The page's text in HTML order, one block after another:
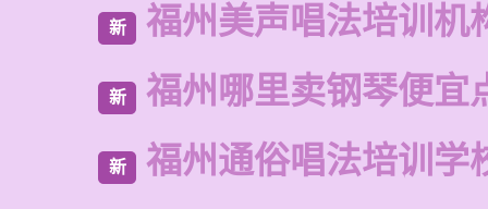
新 福州美声唱法培训机
新 福州哪里卖钢琴便宜
新 福州通俗唱法培训学